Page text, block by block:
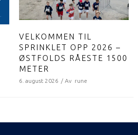
VELKOMMEN TIL
SPRINKLET OPP 2026 –
ØSTFOLDS RÅESTE 1500
METER
6. august 2026 Av rune